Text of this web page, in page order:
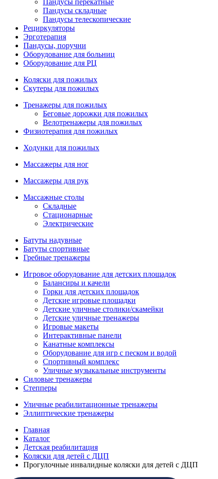
Пандусы перекатные
Пандусы складные
Пандусы телескопические
Рециркуляторы
Эрготерапия
Пандусы, поручни
Оборудование для больниц
Оборудование для РЦ
Коляски для пожилых
Скутеры для пожилых
Тренажеры для пожилых
Беговые дорожки для пожилых
Велотренажеры для пожилых
Физиотерапия для пожилых
Ходунки для пожилых
Массажеры для ног
Массажеры для рук
Массажные столы
Складные
Стационарные
Электрические
Батуты надувные
Батуты спортивные
Гребные тренажеры
Игровое оборудование для детских площадок
Балансиры и качели
Горки для детских площадок
Детские игровые площадки
Детские уличные столики/скамейки
Детские уличные тренажеры
Игровые макеты
Интерактивные панели
Канатные комплексы
Оборудование для игр с песком и водой
Спортивный комплекс
Уличные музыкальные инструменты
Силовые тренажеры
Степперы
Уличные реабилитационные тренажеры
Эллиптические тренажеры
Главная
Каталог
Детская реабилитация
Коляски для детей с ДЦП
Прогулочные инвалидные коляски для детей с ДЦП